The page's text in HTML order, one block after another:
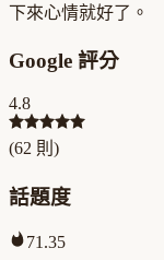
下來心情就好了。
Google 評分
4.8
(62 則)
話題度
71.35